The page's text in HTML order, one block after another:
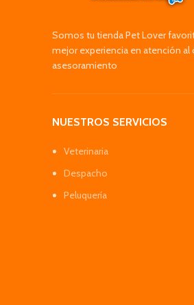
Somos tu tienda Pet Lover
mejor experiencia en atención al
asesoramiento
NUESTROS SERVICIOS
Veterinaria
Despacho
Peluquería